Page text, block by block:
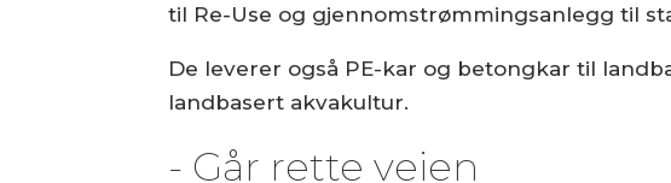
til Re-Use og gjennomstrømmingsanlegg til
De leverer også PE-kar og betongkar til
landbasert akvakultur.
- Går rette veien